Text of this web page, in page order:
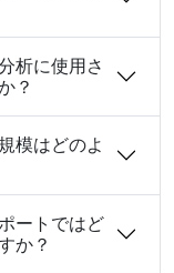
析に使用さ
？
模はどのよ
ートではど
か？